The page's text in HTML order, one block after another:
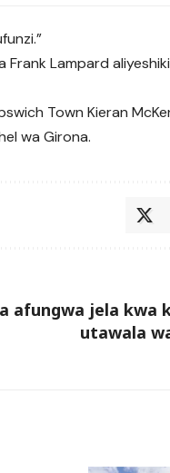
Lampard
Town Kieran
wa Girona.
afungwa jela kwa
utawala